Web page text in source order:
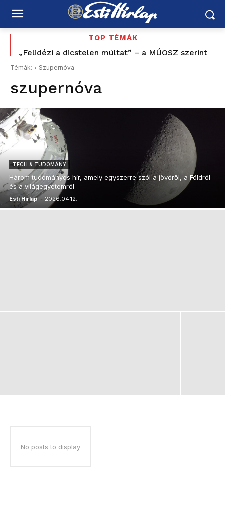
TOP TÉMÁK
„Felidézi a dicstelen múltat” – a MÚOSZ szerint
sem volt rendben Magyar Péter közmédiának
Hat nap, hét feltört autó – elfogták a gyöngyösi
Témák: Szupernóva
szupernóva
TECH & TUDOMÁNY
Három tudományos hír, amely egyszerre szól a jövőről, a Földről
és a világegyetemről
Esti Hírlap - 2026.04.12.
No posts to display